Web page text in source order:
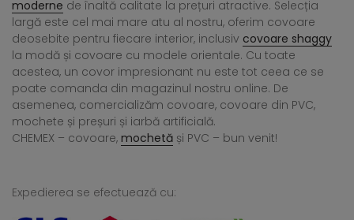
moderne de înaltă calitate la prețuri atractive. Selecția
largă este cel mai mare atu al nostru, oferim covoare
deosebite pentru fiecare interior, inclusiv covoare shaggy
la modă și covoare cu modele orientale. Cu toate
acestea, un covor impresionant nu este tot ceea ce se
poate comanda din magazinul nostru online. De
asemenea, comercializăm covoare, covoare din PVC,
mochete și preșuri și iarbă artificială.
CHEMEX – covoare, mochetă și PVC – bun venit!
Expedierea se efectuează cu: